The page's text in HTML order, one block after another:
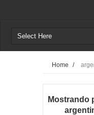
Home /
Mostrando